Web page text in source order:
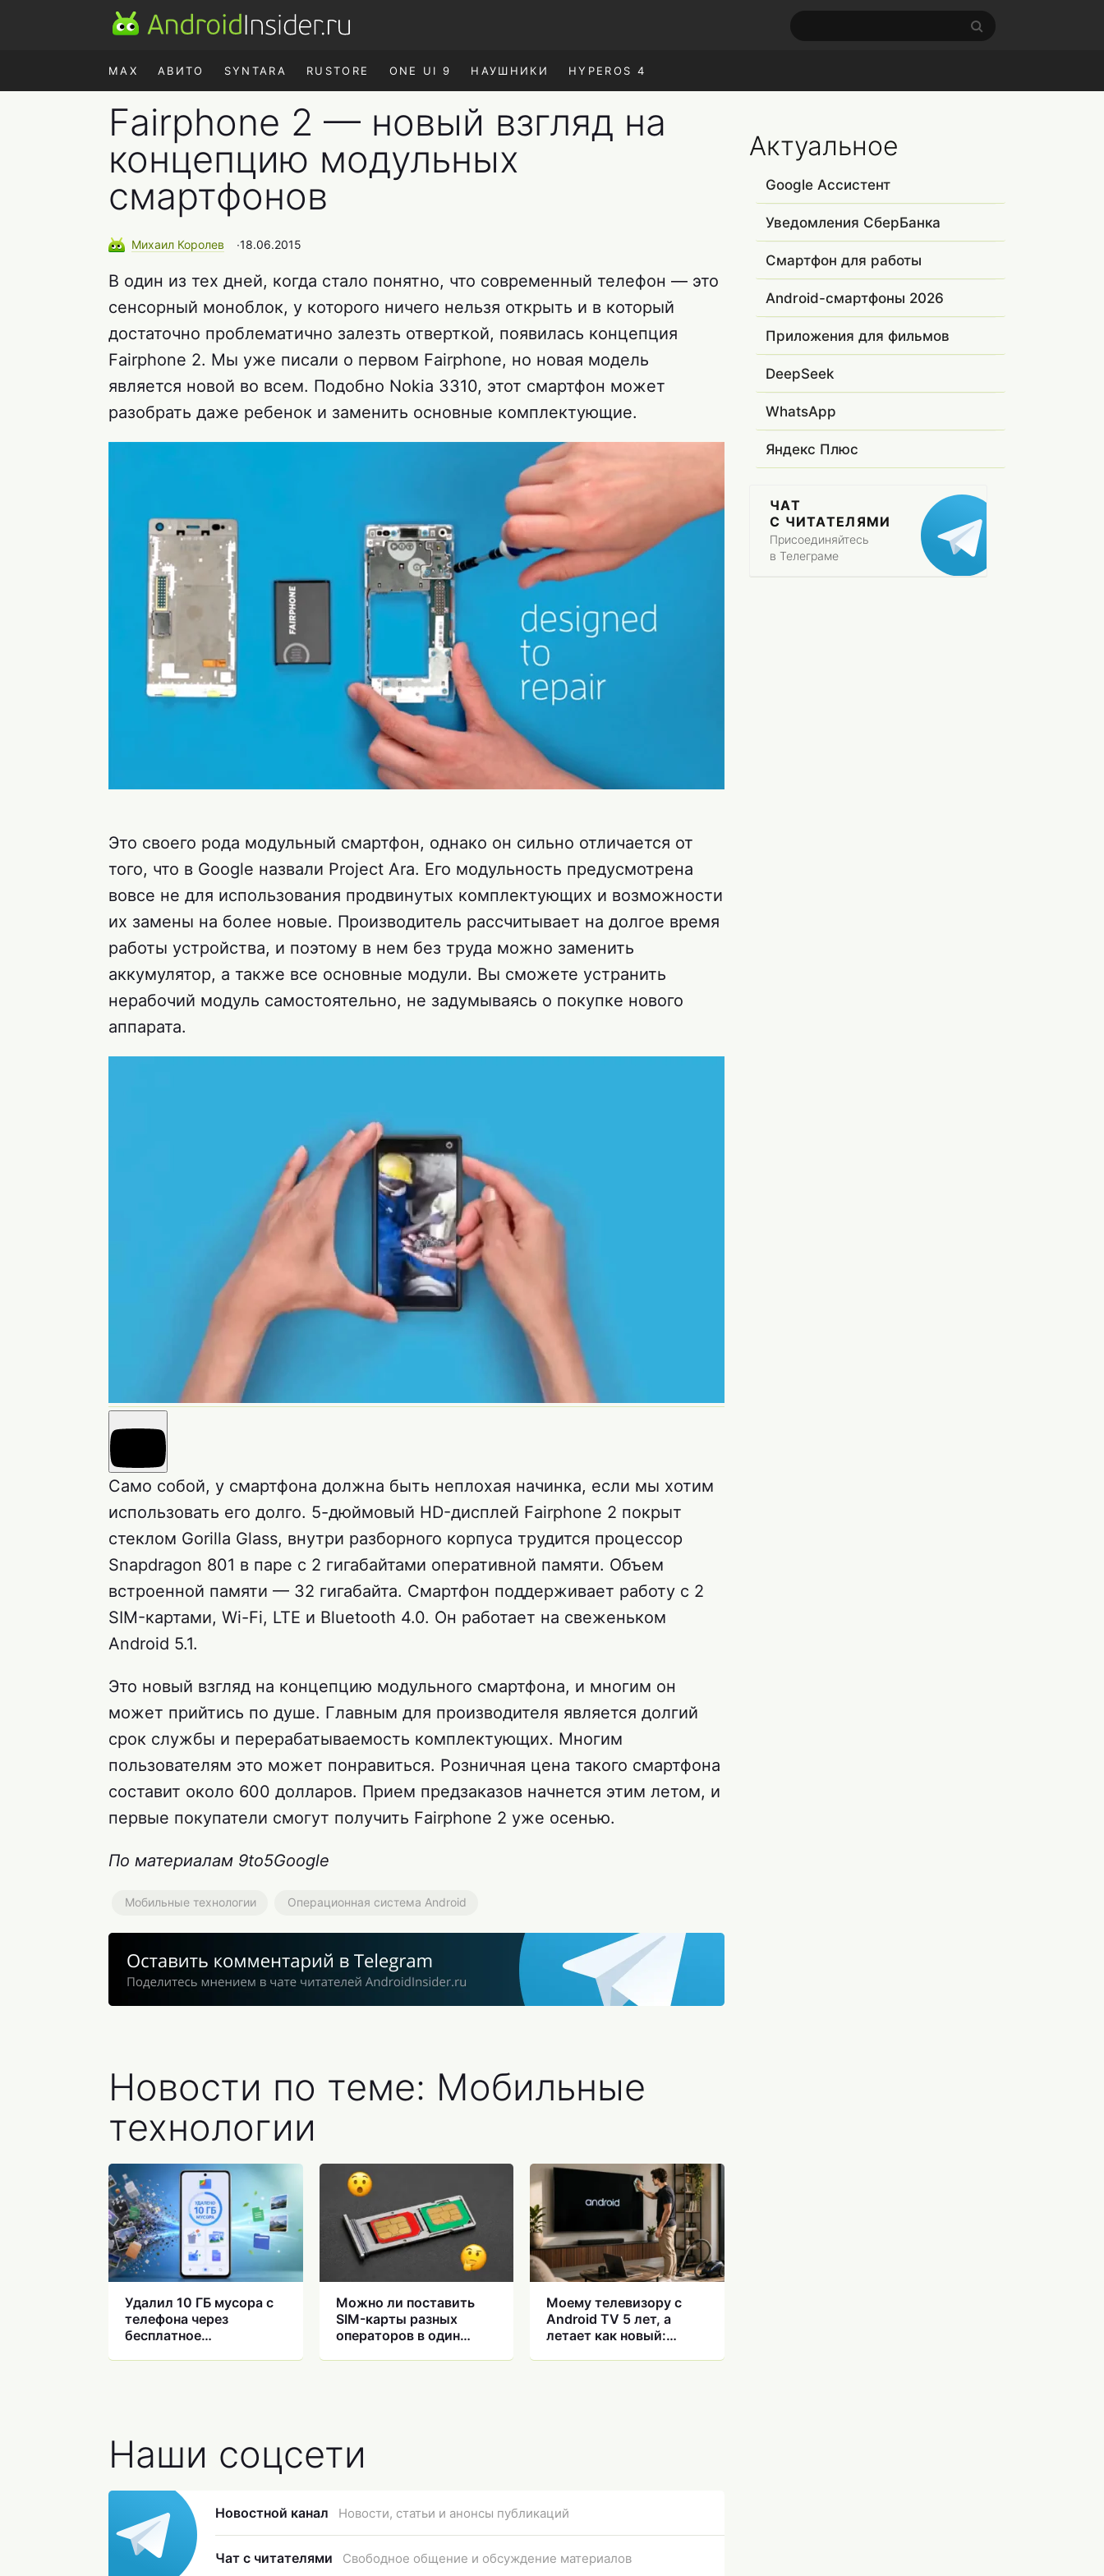
MAX АВИТО SYNTARA RUSTORE ONE UI 9 НАУШНИКИ HYPEROS 4
Fairphone 2 — новый взгляд на
концепцию модульных
смартфонов
Михаил Королев ∙18.06.2015
В один из тех дней, когда стало понятно, что современный телефон — это
сенсорный моноблок, у которого ничего нельзя открыть и в который
достаточно проблематично залезть отверткой, появилась концепция
Fairphone 2. Мы уже писали о первом Fairphone, но новая модель
является новой во всем. Подобно Nokia 3310, этот смартфон может
разобрать даже ребенок и заменить основные комплектующие.
Это своего рода модульный смартфон, однако он сильно отличается от
того, что в Google назвали Project Ara. Его модульность предусмотрена
вовсе не для использования продвинутых комплектующих и возможности
их замены на более новые. Производитель рассчитывает на долгое время
работы устройства, и поэтому в нем без труда можно заменить
аккумулятор, а также все основные модули. Вы сможете устранить
нерабочий модуль самостоятельно, не задумываясь о покупке нового
аппарата.
Само собой, у смартфона должна быть неплохая начинка, если мы хотим
использовать его долго. 5-дюймовый HD-дисплей Fairphone 2 покрыт
стеклом Gorilla Glass, внутри разборного корпуса трудится процессор
Snapdragon 801 в паре с 2 гигабайтами оперативной памяти. Объем
встроенной памяти — 32 гигабайта. Смартфон поддерживает работу с 2
SIM-картами, Wi-Fi, LTE и Bluetooth 4.0. Он работает на свеженьком
Android 5.1.
Это новый взгляд на концепцию модульного смартфона, и многим он
может прийтись по душе. Главным для производителя является долгий
срок службы и перерабатываемость комплектующих. Многим
пользователям это может понравиться. Розничная цена такого смартфона
составит около 600 долларов. Прием предзаказов начнется этим летом, и
первые покупатели смогут получить Fairphone 2 уже осенью.
По материалам 9to5Google
Мобильные технологии Операционная система Android
Новости по теме: Мобильные
технологии
Удалил 10 ГБ мусора с
телефона через
бесплатное
Можно ли поставить
SIM-карты разных
операторов в один
Моему телевизору с
Android TV 5 лет, а
летает как новый:
Наши соцсети
Новостной канал Новости, статьи и анонсы публикаций
Чат с читателями Свободное общение и обсуждение материалов
Актуальное
Google Ассистент
Уведомления СберБанка
Смартфон для работы
Android-смартфоны 2026
Приложения для фильмов
DeepSeek
WhatsApp
Яндекс Плюс
ЧАТ
С ЧИТАТЕЛЯМИ
Присоединяйтесь
в Телеграме